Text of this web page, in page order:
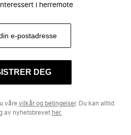
i herremote
DEG
våre vilkår og betingelser. Du kan alltid
av nyhetsbrevet her.